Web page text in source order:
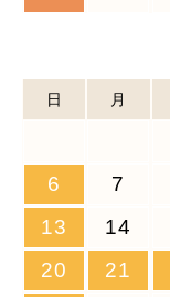
日 月
6
7
13
14
20
21